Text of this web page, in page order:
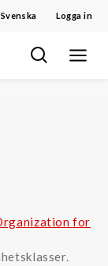
Svenska Logga in
for